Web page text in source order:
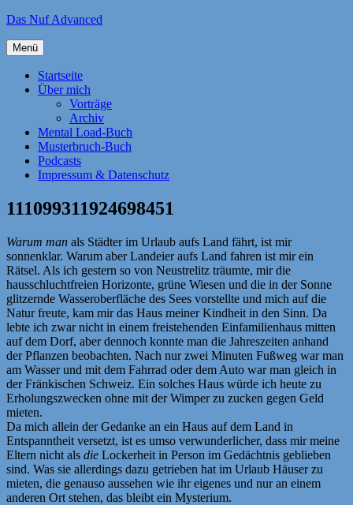
Zum
springen
Das Nuf Advanced
Menü
Startseite
Über mich
Vorträge
Archiv
Mental Load-Buch
Musterbruch-Buch
Podcasts
Impressum & Datenschutz
111099311924698451
Warum man als Städter im Urlaub aufs Land fährt, ist mir
sonnenklar. Warum aber Landeier aufs Land fahren ist mir ein
Rätsel. Als ich gestern so von Neustrelitz träumte, mir die
hausschluchtfreien Horizonte, grüne Wiesen und die in der Sonne
glitzernde Wasseroberfläche des Sees vorstellte und mich auf die
Natur freute, kam mir das Haus meiner Kindheit in den Sinn. Da
lebte ich zwar nicht in einem freistehenden Einfamilienhaus mitten
auf dem Dorf, aber dennoch konnte man die Jahreszeiten anhand
der Pflanzen beobachten. Nach nur zwei Minuten Fußweg war man
am Wasser und mit dem Fahrrad oder dem Auto war man gleich in
der Fränkischen Schweiz. Ein solches Haus würde ich heute zu
Erholungszwecken ohne mit der Wimper zu zucken gegen Geld
mieten.
Da mich allein der Gedanke an ein Haus auf dem Land in
Entspanntheit versetzt, ist es umso verwunderlicher, dass mir meine
Eltern nicht als die Lockerheit in Person im Gedächtnis geblieben
sind. Was sie allerdings dazu getrieben hat im Urlaub Häuser zu
mieten, die genauso aussehen wie ihr eigenes und nur an einem
anderen Ort stehen, das bleibt ein Mysterium.